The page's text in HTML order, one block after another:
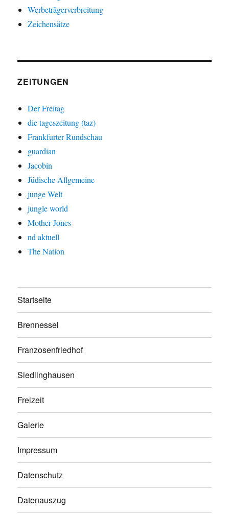
Werbeträgerverbreitung
Zeichensätze
ZEITUNGEN
Der Freitag
die tageszeitung (taz)
Frankfurter Rundschau
guardian
Jacobin
Jüdische Allgemeine
junge Welt
jungle world
Mother Jones
nd aktuell
The Nation
Startseite
Brennessel
Franzosenfriedhof
Siedlinghausen
Freizeit
Galerie
Impressum
Datenschutz
Datenauszug